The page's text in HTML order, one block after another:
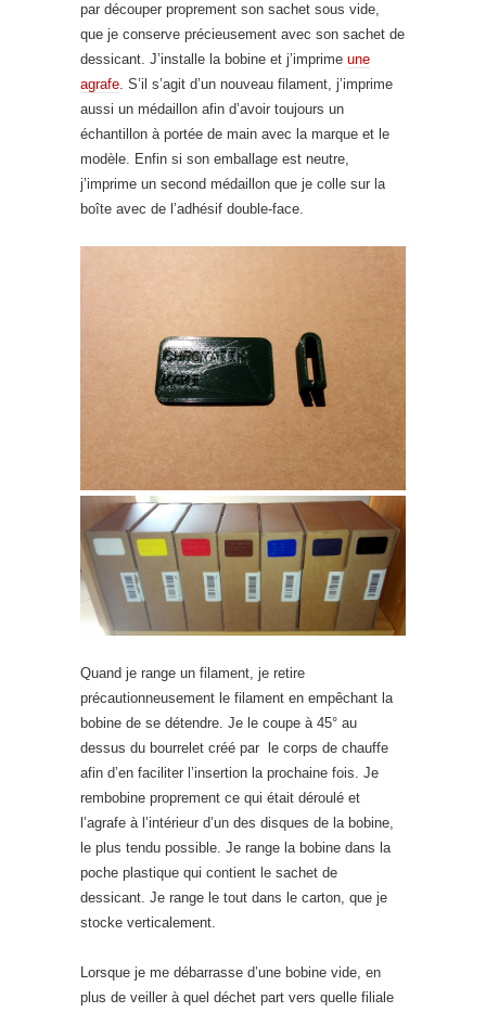
par découper proprement son sachet sous vide,
que je conserve précieusement avec son sachet de
dessicant. J’installe la bobine et j’imprime une
agrafe. S’il s’agit d’un nouveau filament, j’imprime
aussi un médaillon afin d’avoir toujours un
échantillon à portée de main avec la marque et le
modèle. Enfin si son emballage est neutre,
j’imprime un second médaillon que je colle sur la
boîte avec de l’adhésif double-face.
Quand je range un filament, je retire
précautionneusement le filament en empêchant la
bobine de se détendre. Je le coupe à 45° au
dessus du bourrelet créé par le corps de chauffe
afin d’en faciliter l’insertion la prochaine fois. Je
rembobine proprement ce qui était déroulé et
l’agrafe à l’intérieur d’un des disques de la bobine,
le plus tendu possible. Je range la bobine dans la
poche plastique qui contient le sachet de
dessicant. Je range le tout dans le carton, que je
stocke verticalement.
Lorsque je me débarrasse d’une bobine vide, en
plus de veiller à quel déchet part vers quelle filiale